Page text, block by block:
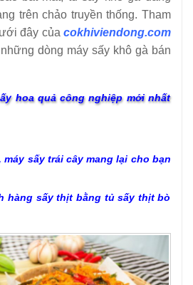
trên chảo truyền thống. Tham
đây của cokhiviendong.com
dòng máy sấy khô gà bán
hoa quả công nghiệp mới nhất
máy sấy trái cây mang lại cho bạn
hàng sấy thịt bằng tủ sấy thịt bò